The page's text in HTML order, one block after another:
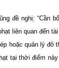
đề nghị: “Cần
liên quan đến
hoặc quản lý đô
tại thời điểm